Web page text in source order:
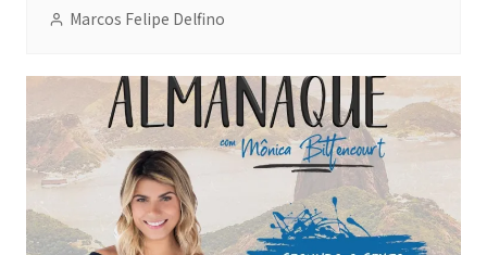
Marcos Felipe Delfino